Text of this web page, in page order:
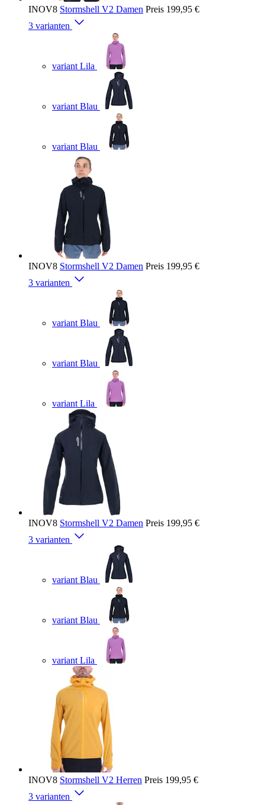
INOV8 Stormshell V2 Damen Preis 199,95 €
3 varianten
variant Lila
variant Blau
variant Blau
INOV8 Stormshell V2 Damen Preis 199,95 €
3 varianten
variant Blau
variant Blau
variant Lila
INOV8 Stormshell V2 Damen Preis 199,95 €
3 varianten
variant Blau
variant Blau
variant Lila
INOV8 Stormshell V2 Herren Preis 199,95 €
3 varianten